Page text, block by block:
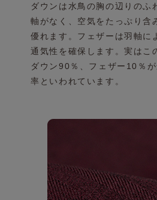
ダウンは水鳥の胸の辺りのふ
軸がなく、 空気をたっぷり含
優れます。 フェザーは羽軸に
通気性を確保します。実はこ
ダウン90％、フェザー10％が
率といわれています。